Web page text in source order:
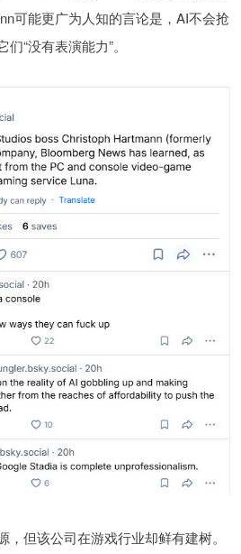
可能更广为人知的言论是，AI不会抢
“没有表演能力”。
但该公司在游戏行业却鲜有建树。